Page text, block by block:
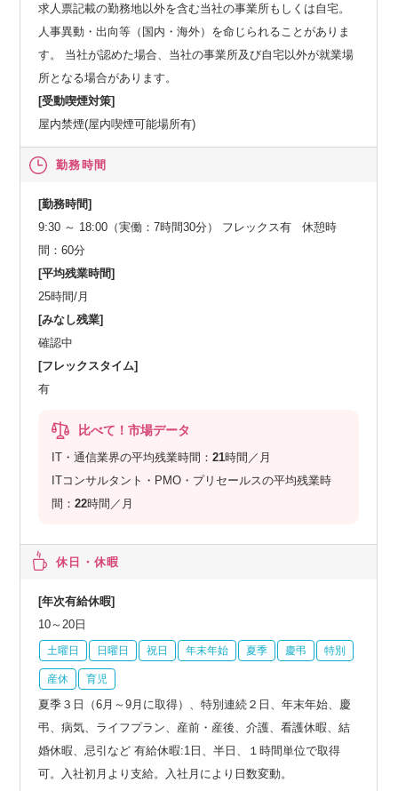
求人票記載の勤務地以外を含む当社の事業所もしくは自宅。
人事異動・出向等（国内・海外）を命じられることがありま
す。 当社が認めた場合、当社の事業所及び自宅以外が就業場
所となる場合があります。
[受動喫煙対策]
屋内禁煙(屋内喫煙可能場所有)
勤務時間
[勤務時間]
9:30 ～ 18:00（実働：7時間30分） フレックス有 休憩時
間：60分
[平均残業時間]
25時間/月
[みなし残業]
確認中
[フレックスタイム]
有
比べて！市場データ
IT・通信業界の平均残業時間：21時間／月
ITコンサルタント・PMO・プリセールスの平均残業時
間：22時間／月
休日・休暇
[年次有給休暇]
10～20日
土曜日 日曜日 祝日 年末年始 夏季 慶弔 特別
産休 育児
夏季３日（6月～9月に取得）、特別連続２日、年末年始、慶
弔、病気、ライフプラン、産前・産後、介護、看護休暇、結
婚休暇、忌引など 有給休暇:1日、半日、１時間単位で取得
可。入社初月より支給。入社月により日数変動。